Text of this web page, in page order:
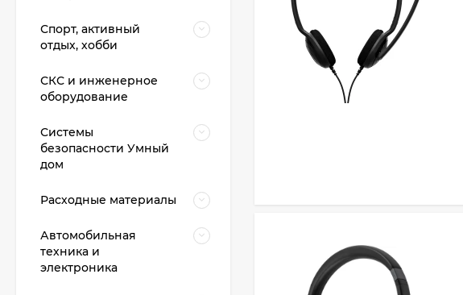
Спорт, активный
отдых, хобби
СКС и инженерное
оборудование
Системы
безопасности Умный
дом
Расходные материалы
Автомобильная
техника и
электроника